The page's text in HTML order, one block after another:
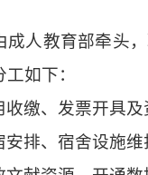
成人教育部牵头
工如下：
收缴、发票开具
安排、宿舍设施